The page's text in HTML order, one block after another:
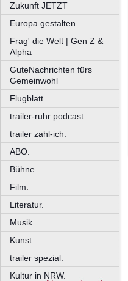
Zukunft JETZT
Europa gestalten
Frag' die Welt | Gen Z &
Alpha
GuteNachrichten fürs
Gemeinwohl
Flugblatt.
trailer-ruhr podcast.
trailer zahl-ich.
ABO.
Bühne.
Film.
Literatur.
Musik.
Kunst.
trailer spezial.
Kultur in NRW.